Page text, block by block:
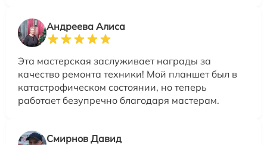
Андреева Алиса
Эта мастерская заслуживает награды за
качество ремонта техники! Мой планшет был в
катастрофическом состоянии, но теперь
работает безупречно благодаря мастерам.
Смирнов Давид